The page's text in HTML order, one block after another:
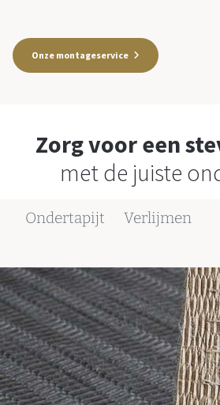
Onze montageservice
Zorg voor een
met de juiste
Ondertapijt Verlijmen